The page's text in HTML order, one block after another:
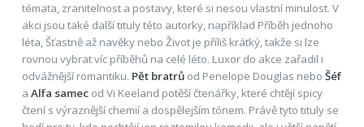
témata, zranitelnost a postavy, které si nesou vlastní minulost. V
akci jsou také další tituly této autorky, například Příběh jednoho
léta, Šťastně až navěky nebo Život je příliš krátký, takže si lze
rovnou vybrat víc příběhů na celé léto. Luxor do akce zařadil i
odvážnější romantiku. Pět bratrůod Penelope Douglas nebo Šéf
a Alfa samecod Vi Keeland potěší čtenářky, které chtějí spicy
čtení s výraznější chemií a dospělejším tónem. Právě tyto tituly se